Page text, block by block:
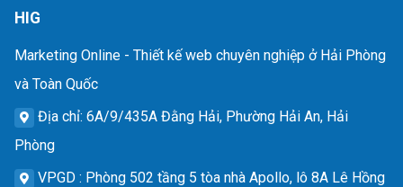
HIG
Marketing Online - Thiết kế web chuyên nghiệp ở Hải Phòng
và Toàn Quốc
Địa chỉ: 6A/9/435A Đằng Hải, Phường Hải An, Hải
Phòng
VPGD : Phòng 502 tầng 5 tòa nhà Apollo, lô 8A Lê Hồng